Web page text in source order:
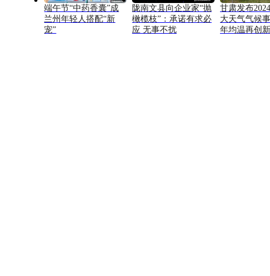
端午节“中药香囊”成
兰州年轻人搭配“新
宠”
陇南文县向企业家“抛
橄榄枝”：承诺有求必
应 无事不扰
甘肃发布
大天气气候
年均温再创